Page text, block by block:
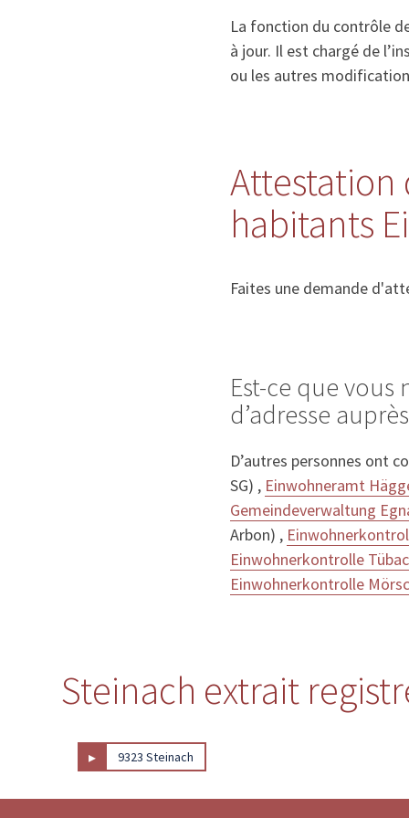
La fonction du contrôle
à jour. Il est chargé de
ou les autres
Attestation
habitants
Faites une demande
Est-ce que
d’adresse
D’autres personnes ont
SG) , Einwohneramt
Gemeindeverwaltung
Arbon) ,
Einwohnerkontrolle
Einwohnerkontrolle
Steinach extrait
▸ 9323 Steinach